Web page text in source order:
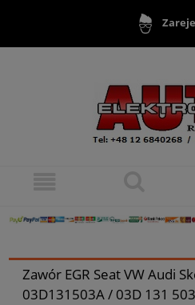
Zawór EGR Seat VW Audi
03D131503A / 03D 131